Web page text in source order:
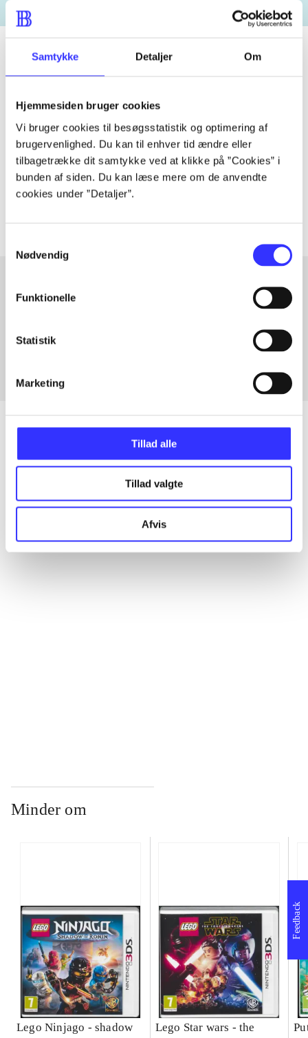
Samtykke Detaljer Om
Hjemmesiden bruger cookies
Vi bruger cookies til besøgsstatistik og optimering af
brugervenlighed. Du kan til enhver tid ændre eller
tilbagetrække dit samtykke ved at klikke på ”Cookies” i
bunden af siden. Du kan læse mere om de anvendte
cookies under ”Detaljer”.
Nødvendig
Funktionelle
Statistik
Marketing
Tillad alle
Tillad valgte
Afvis
Artiklen er en del af
lorem ipsum dolor sit amet ...
Artiklerne i handler ofte om
Artikler
Alle registrerede artikler fordelt på udgivelser
Minder om
Lego Ninjago - shadow
Lego Star wars - the
Feedback